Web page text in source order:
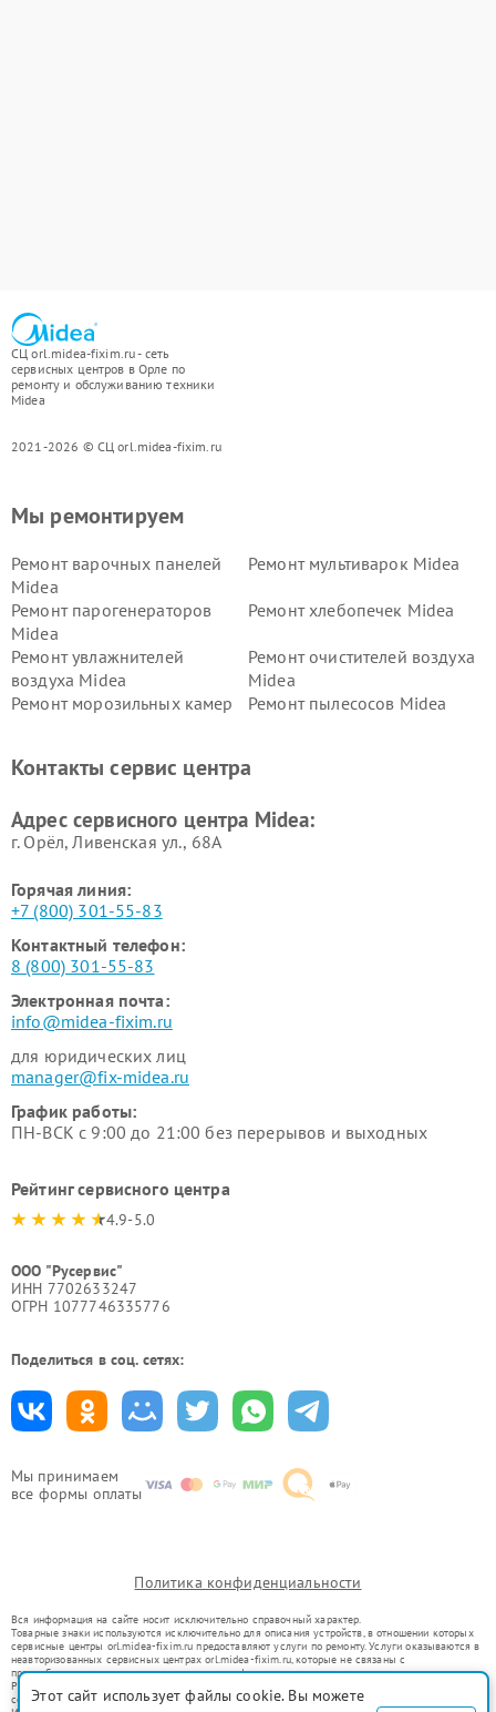
СЦ orl.midea-fixim.ru - сеть
сервисных центров в Орле по
ремонту и обслуживанию техники
Midea
2021-2026 © СЦ orl.midea-fixim.ru
Мы принимаем
все формы оплаты
Мы ремонтируем
Ремонт варочных панелей
Midea
Ремонт мультиварок Midea
Ремонт парогенераторов
Midea
Ремонт хлебопечек Midea
Ремонт увлажнителей
воздуха Midea
Ремонт очистителей воздуха
Midea
Ремонт морозильных камер
Ремонт пылесосов Midea
пылесосов Midea
Midea
Контакты сервис центра
Адрес сервисного центра Midea:
г. Орёл, Ливенская ул., 68А
Горячая линия:
+7 (800) 301-55-83
Контактный телефон:
8 (800) 301-55-83
Электронная почта:
info@midea-fixim.ru
для юридических лиц
manager@fix-midea.ru
График работы:
ПН-ВСК с 9:00 до 21:00 без перерывов и выходных
Рейтинг сервисного центра
4.9-5.0
ООО "Русервис"
ИНН 7702633247
ОГРН 1077746335776
Поделиться в соц. сетях:
Политика конфиденциальности
Вся информация на сайте носит исключительно справочный характер.
Товарные знаки используются исключительно для описания устройств, в отношении которых
сервисные центры orl.midea-fixim.ru предоставляют услуги по ремонту. Услуги оказываются в
неавторизованных сервисных центрах orl.midea-fixim.ru, которые не связаны с
правообладателями товарных знаков или их официальными представителями.
Ремонт осуществляется для устройств, уже введенных в гражданский оборот в соответствии
со статьей 1487 ГК РФ.
Этот сайт использует файлы cookie. Вы можете